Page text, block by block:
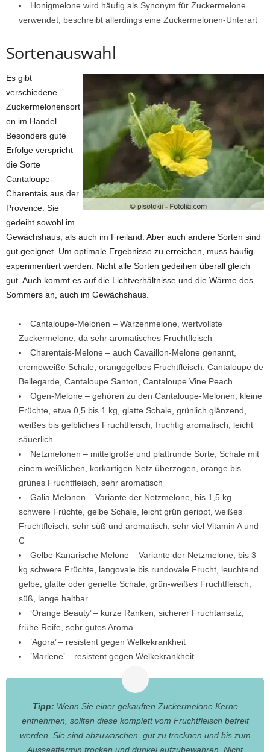
Honigmelone wird häufig als Synonym für Zuckermelone
verwendet, beschreibt allerdings eine Zuckermelonen-Unterart
Sortenauswahl
Es gibt
verschiedene
Zuckermelonensort
en im Handel.
Besonders gute
Erfolge verspricht
die Sorte
Cantaloupe-
Charentais aus der
Provence. Sie
gedeiht sowohl im
Gewächshaus, als auch im Freiland. Aber auch andere Sorten sind
gut geeignet. Um optimale Ergebnisse zu erreichen, muss häufig
experimentiert werden. Nicht alle Sorten gedeihen überall gleich
gut. Auch kommt es auf die Lichtverhältnisse und die Wärme des
Sommers an, auch im Gewächshaus.
Cantaloupe-Melonen – Warzenmelone, wertvollste
Zuckermelone, da sehr aromatisches Fruchtfleisch
Charentais-Melone – auch Cavaillon-Melone genannt,
cremeweiße Schale, orangegelbes Fruchtfleisch: Cantaloupe de
Bellegarde, Cantaloupe Santon, Cantaloupe Vine Peach
Ogen-Melone – gehören zu den Cantaloupe-Melonen, kleine
Früchte, etwa 0,5 bis 1 kg, glatte Schale, grünlich glänzend,
weißes bis gelbliches Fruchtfleisch, fruchtig aromatisch, leicht
säuerlich
Netzmelonen – mittelgroße und plattrunde Sorte, Schale mit
einem weißlichen, korkartigen Netz überzogen, orange bis
grünes Fruchtfleisch, sehr aromatisch
Galia Melonen – Variante der Netzmelone, bis 1,5 kg
schwere Früchte, gelbe Schale, leicht grün gerippt, weißes
Fruchtfleisch, sehr süß und aromatisch, sehr viel Vitamin A und
C
Gelbe Kanarische Melone – Variante der Netzmelone, bis 3
kg schwere Früchte, langovale bis rundovale Frucht, leuchtend
gelbe, glatte oder geriefte Schale, grün-weißes Fruchtfleisch,
süß, lange haltbar
‘Orange Beauty’ – kurze Ranken, sicherer Fruchtansatz,
frühe Reife, sehr gutes Aroma
’Agora’ – resistent gegen Welkekrankheit
’Marlene’ – resistent gegen Welkekrankheit
Tipp: Wenn Sie einer gekauften Zuckermelone Kerne
entnehmen, sollten diese komplett vom Fruchtfleisch befreit
werden. Sie sind abzuwaschen, gut zu trocknen und bis zum
Aussaattermin trocken und dunkel aufzubewahren. Nicht